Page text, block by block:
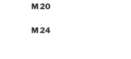
M 20
M 24